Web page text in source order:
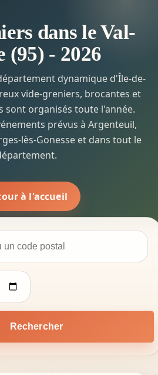
dans le Val-
(95) - 2026
dynamique d'Île-de-
vide-greniers, brocantes et
sont organisés toute l'année.
prévus à Argenteuil,
lès-Gonesse et dans tout le
à l'accueil
Rechercher